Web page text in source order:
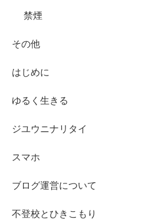
禁煙
その他
はじめに
ゆるく生きる
ジユウニナリタイ
スマホ
ブログ運営について
不登校とひきこもり